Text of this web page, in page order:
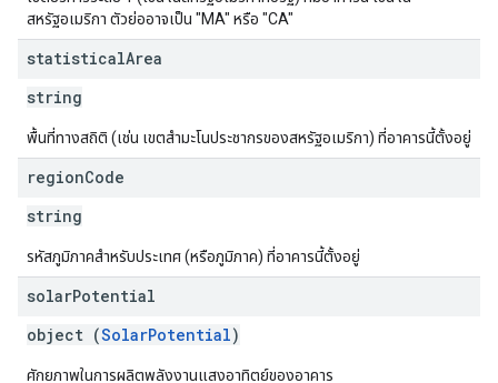
สหรัฐอเมริกา ตัวย่ออาจเป็น "MA" หรือ "CA"
statisticalArea
string
พื้นที่ทางสถิติ (เช่น เขตสำมะโนประชากรของสหรัฐอเมริกา) ที่อาคารนี้ตั้งอยู่
regionCode
string
รหัสภูมิภาคสำหรับประเทศ (หรือภูมิภาค) ที่อาคารนี้ตั้งอยู่
solarPotential
object (SolarPotential)
ศักยภาพในการผลิตพลังงานแสงอาทิตย์ของอาคาร